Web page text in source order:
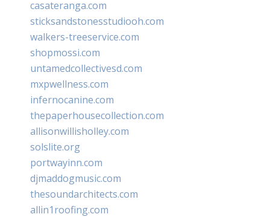
casateranga.com
sticksandstonesstudiooh.com
walkers-treeservice.com
shopmossi.com
untamedcollectivesd.com
mxpwellness.com
infernocanine.com
thepaperhousecollection.com
allisonwillisholley.com
solslite.org
portwayinn.com
djmaddogmusic.com
thesoundarchitects.com
allin1roofing.com